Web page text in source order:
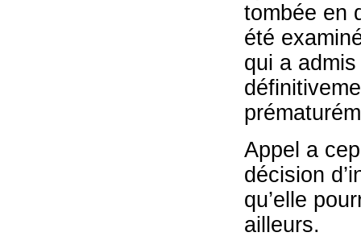
tombée en
été
qui a
Appel a
décision
qu’elle
ailleurs.